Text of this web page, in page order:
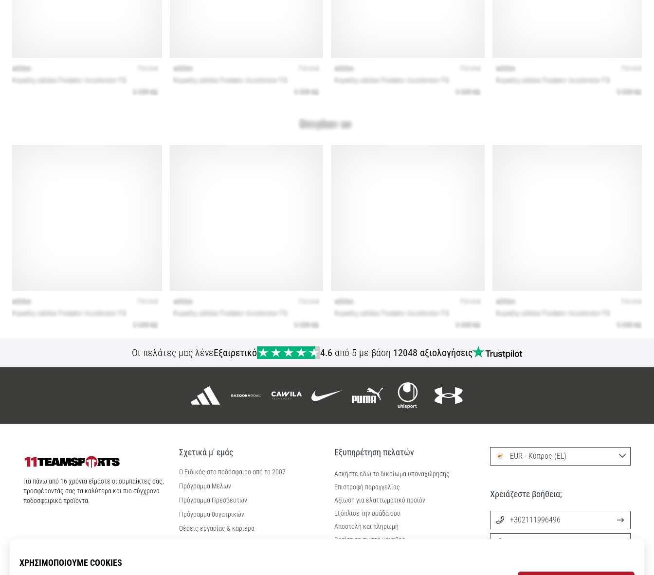
Οι πελάτες μας λένεΕξαιρετικό 4.6 από 5 με βάση 12048 αξιολογήσεις
11teamsports.cy
Για πάνω από 16 χρόνια είμαστε οι συμπαίκτες σας,
προσφέροντάς σας τα καλύτερα και πιο σύγχρονα
ποδοσφαιρικά προϊόντα.
Σχετικά μ' εμάς
Ο Ειδικός στο ποδόσφαιρο από το 2007
Πρόγραμμα Μελών
Πρόγραμμα Πρεσβευτών
Πρόγραμμα θυγατρικών
Θέσεις εργασίας & καριέρα
Εξυπηρέτηση πελατών
Ασκήστε εδώ το δικαίωμα υπαναχώρησης
Επιστροφή παραγγελίας
Αξίωση για ελαττωματικό προϊόν
Εξόπλισε την ομάδα σου
Αποστολή και πληρωμή
Βρείτε το σωστό μέγεθος
EUR - Κύπρος (EL)
Χρειάζεστε βοήθεια;
+302111996496
info@11teamsports.cy